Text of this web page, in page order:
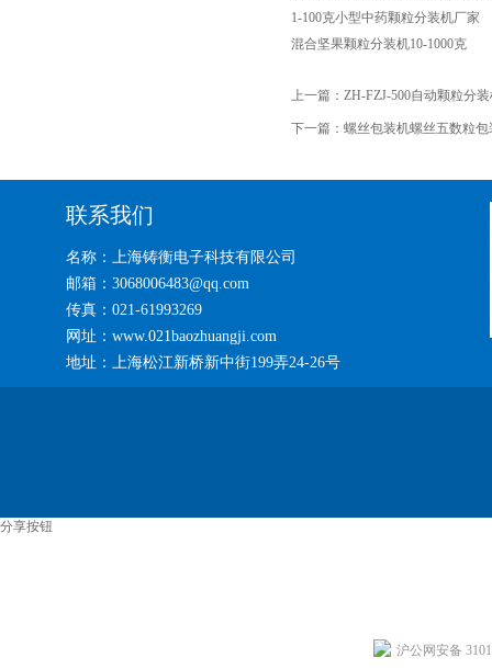
1-100克小型中药颗粒分装机厂家
混合坚果颗粒分装机10-1000克
上一篇： ZH-FZJ-500自动颗粒分
下一篇： 螺丝包装机螺丝五数粒包
联系我们
名称：上海铸衡电子科技有限公司
邮箱：3068006483@qq.com
传真：021-61993269
网址：www.021baozhuangji.com
地址：上海松江新桥新中街199弄24-26号
分享按钮
沪公网安备